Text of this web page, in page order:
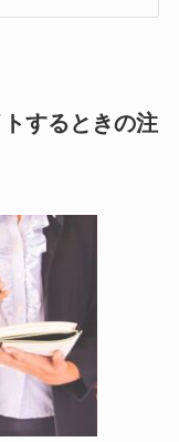
するときの注